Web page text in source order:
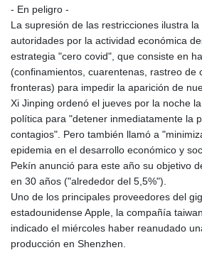
- En peligro -
La supresión de las restricciones ilustra
autoridades por la actividad económica
estrategia "cero covid", que consiste en
(confinamientos, cuarentenas, rastreo de
fronteras) para impedir la aparición de
Xi Jinping ordenó el jueves por la noche
política para "detener inmediatamente la
contagios". Pero también llamó a
epidemia en el desarrollo económico y
Pekín anunció para este año su objetivo
en 30 años ("alrededor del 5,5%").
Uno de los principales proveedores del
estadounidense Apple, la compañía
indicado el miércoles haber reanudado
producción en Shenzhen.